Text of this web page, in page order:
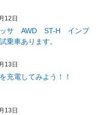
12日
ッサ AWD ST-H インプ
乗車あります。
13日
充電してみよう！！
13日